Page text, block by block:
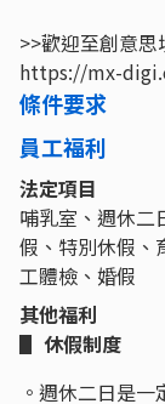
>>歡迎至創意思
https://mx-
條件要求
員工福利
法定項目
哺乳室、週休二
假、特別休假、
工體檢、婚假
其他福利
▋ 休假制度
。週休二日是一